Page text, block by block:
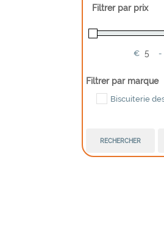
Produits sans
Filtrer par prix
€ -
Filtrer par marque
Biscuiterie
RECHERCHER